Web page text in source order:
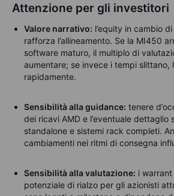
Attenzione per gli investitori
Valore narrativo: l’equity in cambio
rafforza l’allineamento. Se la MI450
software maturo, il multiplo di
aumentare; se invece i tempi slittano,
rapidamente.
Sensibilità alla guidance: tenere
dei ricavi AMD e l’eventuale dettaglio
standalone e sistemi rack completi.
cambiamenti nei ritmi di consegna
Sensibilità alla valutazione: i
potenziale di rialzo per gli azionisti